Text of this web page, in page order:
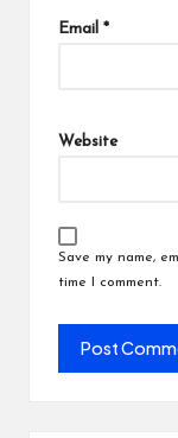
Email *
Website
Save my name,
time I comment.